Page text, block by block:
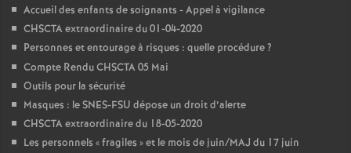
Accueil des enfants de soignants - Appel à vigilance
CHSCTA extraordinaire du 01-04-2020
Personnes et entourage à risques : quelle procédure?
Compte Rendu CHSCTA 05 Mai
Outils pour la sécurité
Masques : le SNES-FSU dépose un droit d’alerte
CHSCTA extraordinaire du 18-05-2020
Les personnels «fragiles » et le mois de juin/MAJ du 17 juin